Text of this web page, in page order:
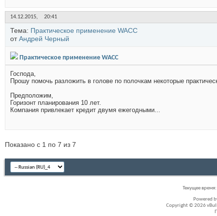
14.12.2015, 20:41
Тема: Практическое применение WACC
отАндрей Черный
Практическое применение WACC
Господа,
Прошу помочь разложить в голове по полочкам некоторые
Предположим,
Горизонт планирования 10 лет.
Компания привлекает кредит двумя ежегодными...
Показано с 1 по 7 из 7
Текущее время:
Powered
Copyright © 2026